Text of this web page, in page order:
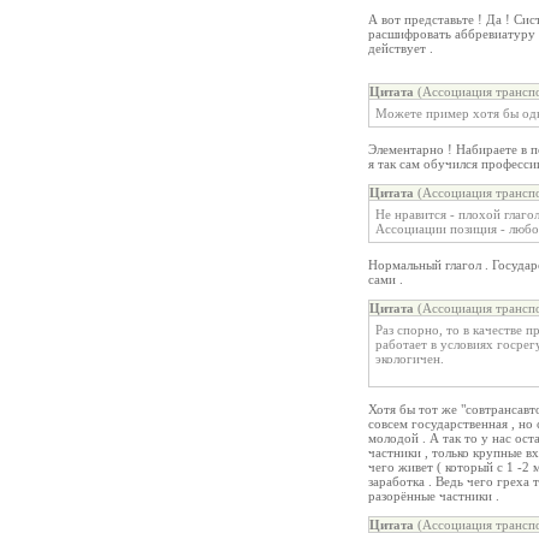
А вот представьте ! Да !
расшифровать
действует .
Цитата (Ассоциация
Можете пример хотя бы
Элементарно ! Набираете в
я так сам обучился
Цитата (Ассоциация
Не нравится - плохой
Ассоциации позиция -
Нормальный глагол .
сами .
Цитата (Ассоциация
Раз спорно, то в качестве
работает в условиях
экологичен.
Хотя бы тот же
совсем государственная ,
молодой . А так то у нас
частники , только крупные
чего живет ( который с 1 -2
заработка . Ведь чего греха
разорённые частники .
Цитата (Ассоциация